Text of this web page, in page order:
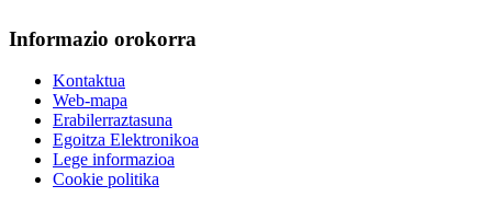
Informazio orokorra
Kontaktua
Web-mapa
Erabilerraztasuna
Egoitza Elektronikoa
Lege informazioa
Cookie politika